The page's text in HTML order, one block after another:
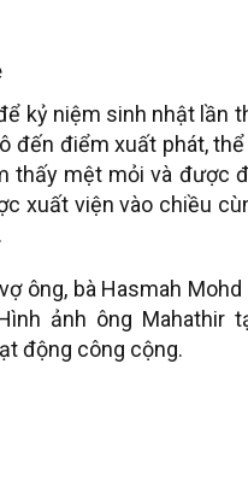
kỷ niệm sinh nhật lần
đến điểm xuất phát,
thấy mệt mỏi và được
xuất viện vào chiều
ông, bà Hasmah Mohd
ảnh ông Mahathir
động công cộng.